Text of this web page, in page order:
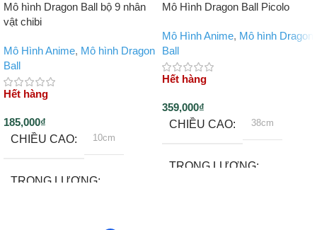
Mô hình Dragon Ball bộ 9 nhân
vật chibi
Mô Hình Anime, Mô hình Dragon
Ball
Hết hàng
185,000₫
CHIỀU CAO
10cm
TRỌNG LƯỢNG
Mô Hình Dragon Ball Picolo
Mô Hình Anime, Mô hình Dragon
Ball
Hết hàng
359,000₫
CHIỀU CAO
38cm
TRỌNG LƯỢNG